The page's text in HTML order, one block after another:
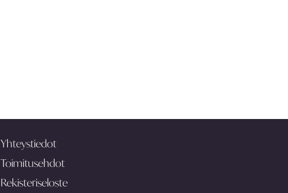
Yhteystiedot
Toimitusehdot
Rekisteriseloste